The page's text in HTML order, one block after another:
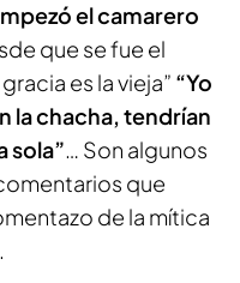
el camarero
que se fue el
es la vieja” “Yo
la chacha, tendrían
sola”… Son algunos
que
de la mítica